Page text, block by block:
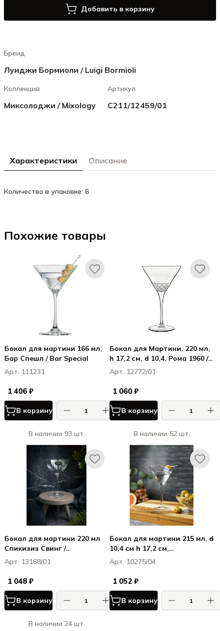
Добавить в корзину
Бренд
Луиджи Бормиоли / Luigi Bormioli
Коллекция
Миксолоджи / Mixology
Артикул
С211/12459/01
Характеристики Описание
Количество в упаковке: 6
Похожие товары
Бокал для мартини 166 мл,
Бар Спешл / Bar Special
Арт. 111231
1 406 ₽
В корзину
В наличии 93 шт.
Бокал для Мартини, 220 мл,
h 17,2 см, d 10,4, Рома 1960 /
Roma 1960
Арт. 12772/01
1 060 ₽
В корзину
В наличии 52 шт.
Бокал для мартини 220 мл
Спикизиз Свинг /
Speakeasies Swing
Арт. 13168/01
1 048 ₽
В корзину
В наличии 24 шт.
Бокал для мартини 215 мл, d
10,4 см h 17,2 см,
Michelangelo
Арт. 10275/04
1 052 ₽
В корзину